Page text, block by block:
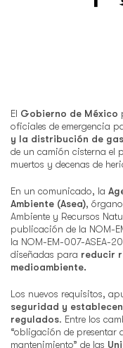
El Gobierno de México
oficiales de emergencia
y la distribución de
de un camión cisterna el
muertos y decenas de
En un comunicado, la
Ambiente (Asea),
Ambiente y Recursos
publicación de la NOM-
la NOM-EM-007-ASEA-
diseñadas para reducir
medioambiente.
Los nuevos requisitos,
seguridad y
regulados. Entre los
“obligación de presentar
mantenimiento” de las